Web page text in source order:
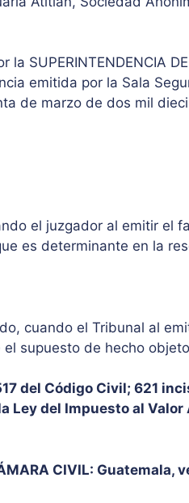
SUPERINTENDENCIA
emitida por la Sala
de marzo de dos mil
el juzgador al emitir el
es determinante en la
cuando el Tribunal al
supuesto de hecho
del Código Civil; 621
Ley del Impuesto al
CIVIL: